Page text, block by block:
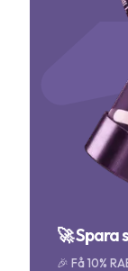
🚀 Spara
🎉 Få 10%